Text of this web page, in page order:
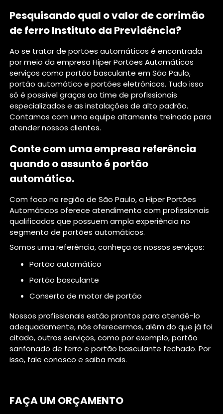
Pesquisando qual o valor de corrimão
de ferro Instituto da Previdência?
Ao se tratar de portões automáticos é encontrada
por meio da empresa Hiper Portões Automáticos
serviços como portão basculante em São Paulo,
portão automático e portões eletrônicos. Tudo isso
só é possível graças ao time de profissionais
especializados e as instalações de alto padrão.
Contamos com uma equipe altamente treinada para
atender nossos clientes.
Conte com uma empresa referência
quando o assunto é portão
automático.
Com foco na região de São Paulo, a Hiper Portões
Automáticos oferece atendimento com profissionais
qualificados que possuem ampla experiência no
segmento de portões automáticos.
Somos uma referência, conheça os nossos serviços:
portão automático
portão basculante
conserto de motor de portão
Nossos profissionais estão prontos para atendê-lo
adequadamente, nós oferecermos, além do que já foi
citado, outros serviços, como por exemplo, portão
sanfonado de ferro e portão basculante fechado. Por
isso, fale conosco e saiba mais.
FAÇA UM ORÇAMENTO